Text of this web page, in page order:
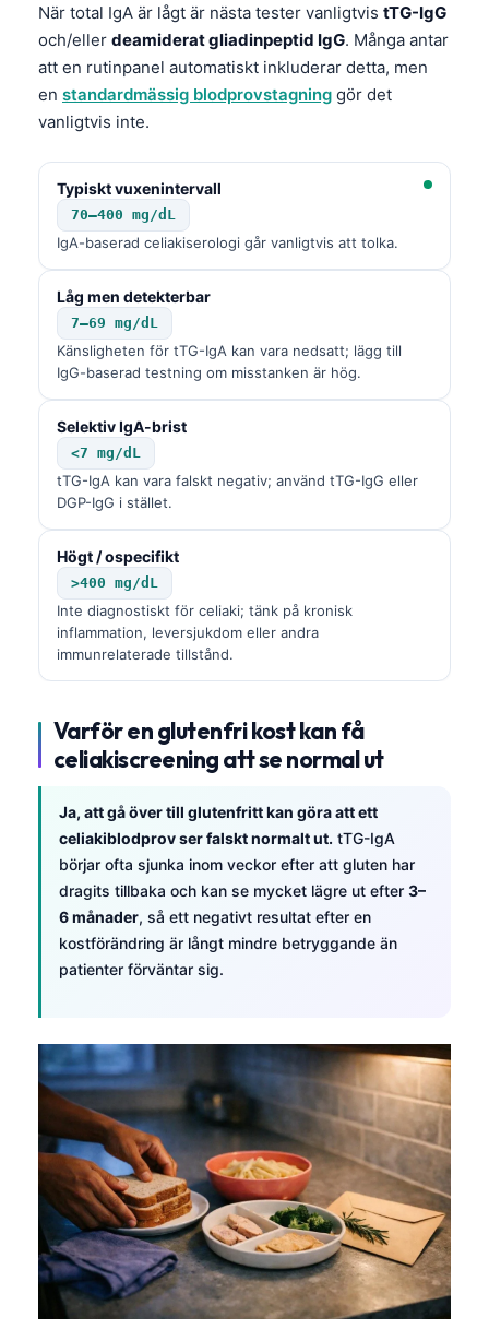
När total IgA är lågt är nästa tester vanligtvis tTG-IgG
och/eller deamiderat gliadinpeptid IgG. Många antar
att en rutinpanel automatiskt inkluderar detta, men
en standardmässig blodprovstagning gör det
vanligtvis inte.
Typiskt vuxenintervall
70–400 mg/dL
IgA-baserad celiakiserologi går vanligtvis att tolka.
Låg men detekterbar
7–69 mg/dL
Känsligheten för tTG-IgA kan vara nedsatt; lägg till
IgG-baserad testning om misstanken är hög.
Selektiv IgA-brist
<7 mg/dL
tTG-IgA kan vara falskt negativ; använd tTG-IgG eller
DGP-IgG i stället.
Högt / ospecifikt
>400 mg/dL
Inte diagnostiskt för celiaki; tänk på kronisk
inflammation, leversjukdom eller andra
immunrelaterade tillstånd.
Varför en glutenfri kost kan få
celiakiscreening att se normal ut
Ja, att gå över till glutenfritt kan göra att ett
celiakiblodprov ser falskt normalt ut. tTG-IgA
börjar ofta sjunka inom veckor efter att gluten har
dragits tillbaka och kan se mycket lägre ut efter 3–
6 månader, så ett negativt resultat efter en
kostförändring är långt mindre betryggande än
patienter förväntar sig.